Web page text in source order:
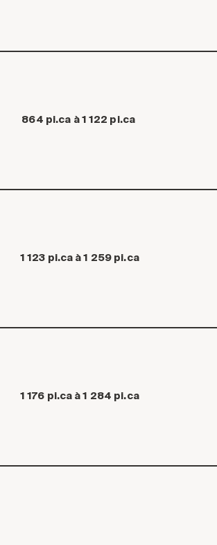
864 pi.ca à 1 122 pi.ca
1 123 pi.ca à 1 259 pi.ca
1 176 pi.ca à 1 284 pi.ca